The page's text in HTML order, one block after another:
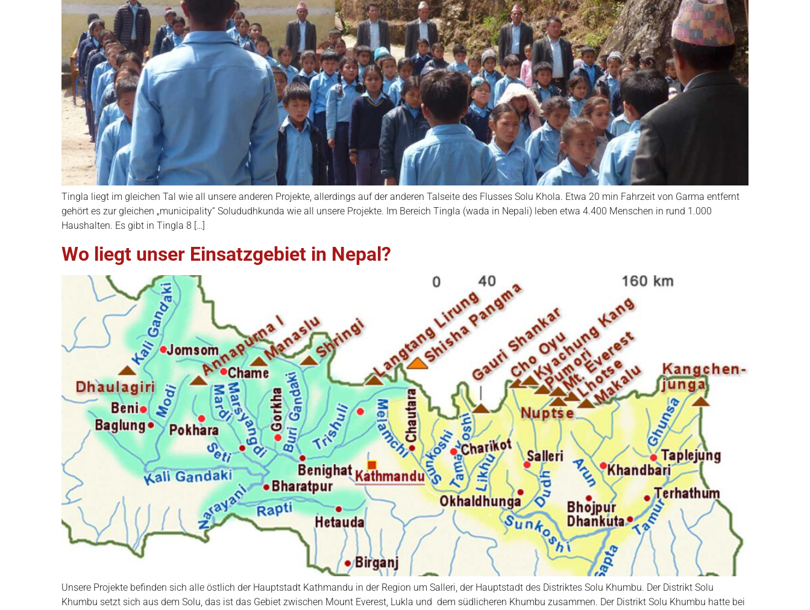
Tingla liegt im gleichen Tal wie all unsere anderen Projekte, allerdings auf der anderen Talseite des Flusses Solu Khola. Etwa 20 min Fahrzeit von Garma entfernt
gehört es zur gleichen „municipality“ Solududhkunda wie all unsere Projekte. Im Bereich Tingla (wada in Nepali) leben etwa 4.400 Menschen in rund 1.000
Haushalten. Es gibt in Tingla 8 […]
Wo liegt unser Einsatzgebiet in Nepal?
Unsere Projekte befinden sich alle östlich der Hauptstadt Kathmandu in der Region um Salleri, der Hauptstadt des Distriktes Solu Khumbu. Der Distrikt Solu
Khumbu setzt sich aus dem Solu, das ist das Gebiet zwischen Mount Everest, Lukla und dem südlicheren Khumbu zusammen. Der Distrikt Solu Khumbu hatte bei